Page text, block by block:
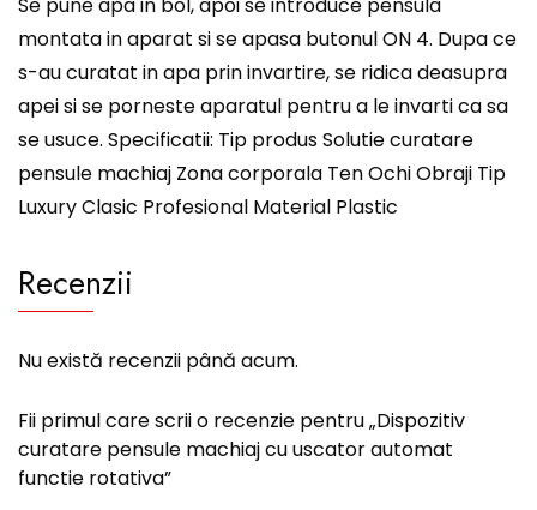
Se pune apa in bol, apoi se introduce pensula
montata in aparat si se apasa butonul ON 4. Dupa ce
s-au curatat in apa prin invartire, se ridica deasupra
apei si se porneste aparatul pentru a le invarti ca sa
se usuce. Specificatii: Tip produs Solutie curatare
pensule machiaj Zona corporala Ten Ochi Obraji Tip
Luxury Clasic Profesional Material Plastic
Recenzii
Nu există recenzii până acum.
Fii primul care scrii o recenzie pentru „Dispozitiv
curatare pensule machiaj cu uscator automat
functie rotativa”